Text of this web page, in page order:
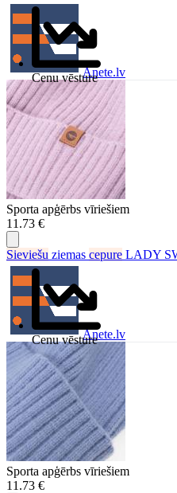
Cenu vēstureAnete.lv
Sporta apģērbs vīriešiem
11.73 €
Cenu vēsture
Sieviešu ziemas cepure LADY
Anete.lv
Sporta apģērbs vīriešiem
11.73 €